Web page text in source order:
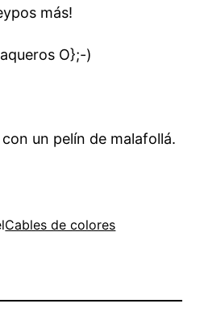
más!
O};-)
un pelín de malafollá.
Cables de colores